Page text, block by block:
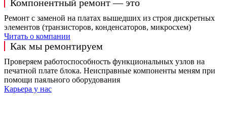
Компонентный ремонт — это
Ремонт с заменой на платах вышедших из строя дискретных
элементов (транзисторов, конденсаторов, микросхем)
Читать о компании
Как мы ремонтируем
Проверяем работоспособность функциональных узлов на
печатной плате блока. Неисправные компоненты меням при
помощи паяльного оборудования
Карьера у нас